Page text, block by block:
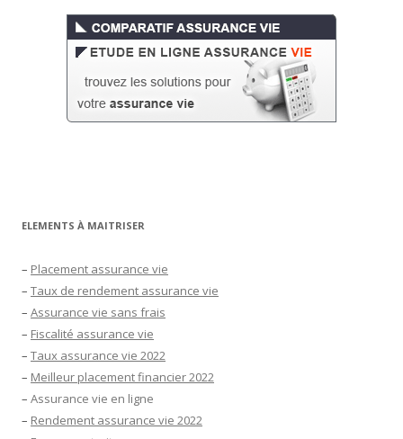
ELEMENTS À MAITRISER
– Placement assurance vie
– Taux de rendement assurance vie
– Assurance vie sans frais
– Fiscalité assurance vie
– Taux assurance vie 2022
– Meilleur placement financier 2022
– Assurance vie en ligne
– Rendement assurance vie 2022